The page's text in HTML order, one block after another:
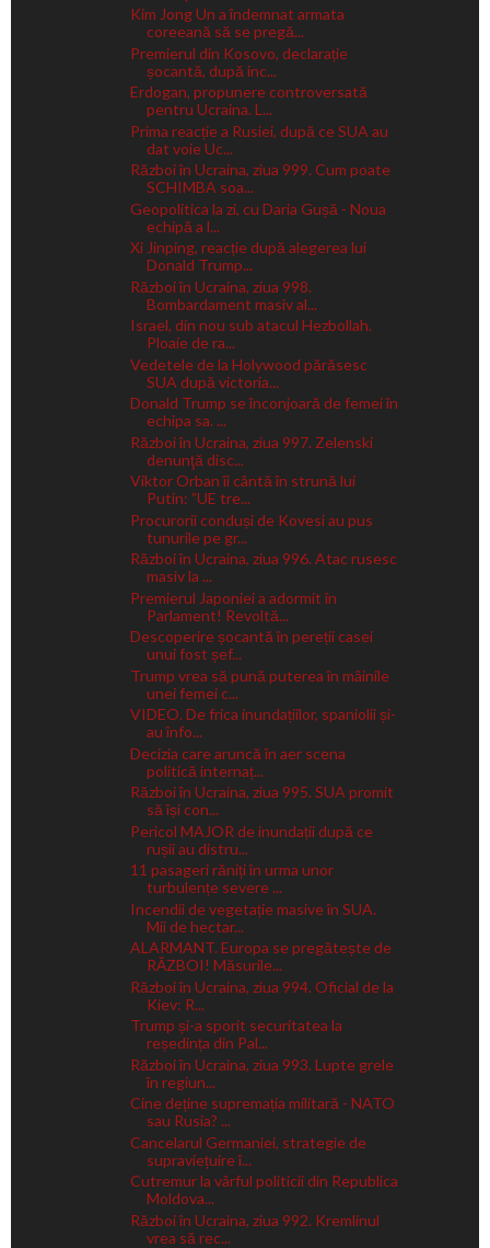
Kim Jong Un a îndemnat armata
coreeană să se pregă...
Premierul din Kosovo, declarație
șocantă, după inc...
Erdogan, propunere controversată
pentru Ucraina. L...
Prima reacție a Rusiei, după ce SUA au
dat voie Uc...
Război în Ucraina, ziua 999. Cum poate
SCHIMBA soa...
Geopolitica la zi, cu Daria Gușă - Noua
echipă a l...
Xi Jinping, reacție după alegerea lui
Donald Trump...
Război în Ucraina, ziua 998.
Bombardament masiv al...
Israel, din nou sub atacul Hezbollah.
Ploaie de ra...
Vedetele de la Holywood părăsesc
SUA după victoria...
Donald Trump se înconjoară de femei în
echipa sa. ...
Război în Ucraina, ziua 997. Zelenski
denunţă disc...
Viktor Orban îi cântă în strună lui
Putin: ”UE tre...
Procurorii conduși de Kovesi au pus
tunurile pe gr...
Război în Ucraina, ziua 996. Atac rusesc
masiv la ...
Premierul Japoniei a adormit în
Parlament! Revoltă...
Descoperire șocantă în pereții casei
unui fost șef...
Trump vrea să pună puterea în mâinile
unei femei c...
VIDEO. De frica inundațiilor, spaniolii și-
au înfo...
Decizia care aruncă în aer scena
politică internaț...
Război în Ucraina, ziua 995. SUA promit
să își con...
Pericol MAJOR de inundații după ce
rușii au distru...
11 pasageri răniți în urma unor
turbulențe severe ...
Incendii de vegetație masive în SUA.
Mii de hectar...
ALARMANT. Europa se pregătește de
RĂZBOI! Măsurile...
Război în Ucraina, ziua 994. Oficial de la
Kiev: R...
Trump și-a sporit securitatea la
reședința din Pal...
Război în Ucraina, ziua 993. Lupte grele
în regiun...
Cine deține supremația militară - NATO
sau Rusia? ...
Cancelarul Germaniei, strategie de
supraviețuire î...
Cutremur la vârful politicii din Republica
Moldova...
Război în Ucraina, ziua 992. Kremlinul
vrea să rec...